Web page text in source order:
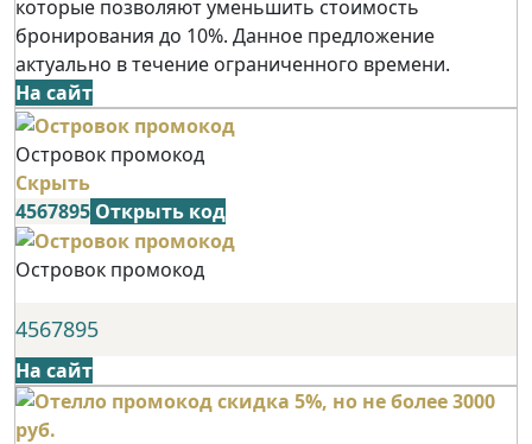
которые позволяют уменьшить стоимость
бронирования до 10%. Данное предложение
актуально в течение ограниченного времени.
На сайт
Островок промокод
Скрыть
4567895 Открыть код
Островок промокод
4567895
На сайт